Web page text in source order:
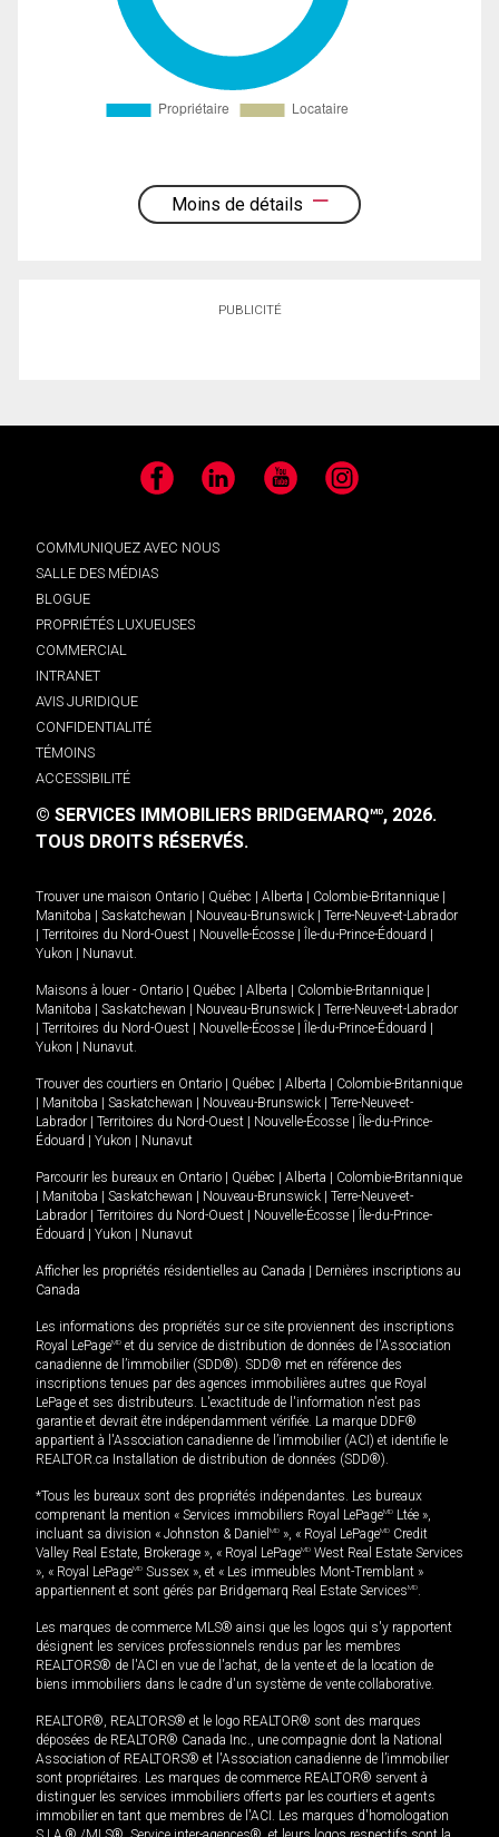
Moins de détails
PUBLICITÉ
Facebook LinkedIn YouTube Instagram
COMMUNIQUEZ AVEC NOUS
SALLE DES MÉDIAS
BLOGUE
PROPRIÉTÉS LUXUEUSES
COMMERCIAL
INTRANET
AVIS JURIDIQUE
CONFIDENTIALITÉ
TÉMOINS
ACCESSIBILITÉ
© SERVICES IMMOBILIERS BRIDGEMARQMD, 2026.
TOUS DROITS RÉSERVÉS.
Trouver une maison Ontario Québec Alberta Colombie-Britannique
Manitoba
Saskatchewan Nouveau-Brunswick
Terre-Neuve-et-Labrador
Territoires du Nord-Ouest Nouvelle-Écosse Île-du-Prince-Édouard
Yukon
Nunavut.
Maisons à louer - Ontario Québec Alberta Colombie-Britannique
Manitoba
Saskatchewan Nouveau-Brunswick
Terre-Neuve-et-Labrador
Territoires du Nord-Ouest Nouvelle-Écosse Île-du-Prince-Édouard
Yukon
Nunavut.
Trouver des courtiers en Ontario Québec Alberta
Colombie-Britannique
Manitoba Saskatchewan Nouveau-Brunswick
Terre-Neuve-et-
Labrador
Territoires du Nord-Ouest Nouvelle-Écosse
Île-du-Prince-
Édouard
Yukon Nunavut
Parcourir les bureaux en Ontario Québec Alberta
Colombie-Britannique
Manitoba Saskatchewan Nouveau-Brunswick
Terre-Neuve-et-
Labrador
Territoires du Nord-Ouest Nouvelle-Écosse
Île-du-Prince-
Édouard
Yukon Nunavut
Afficher les propriétés résidentielles au Canada
Dernières inscriptions au
Canada
Les informations des propriétés sur ce site proviennent des inscriptions
Royal LePageMD et du service de distribution de données de l'Association
canadienne de l’immobilier (SDD®). SDD® met en référence des
inscriptions tenues par des agences immobilières autres que Royal
LePage et ses distributeurs. L'exactitude de l'information n'est pas
garantie et devrait être indépendamment vérifiée. La marque DDF®
appartient à l'Association canadienne de l’immobilier (ACI) et identifie le
REALTOR.ca Installation de distribution de données (SDD®).
*Tous les bureaux sont des propriétés indépendantes. Les bureaux
comprenant la mention « Services immobiliers Royal LePageMD Ltée »,
incluant sa division « Johnston & Daniel MD », « Royal LePageMD Credit
Valley Real Estate, Brokerage », « Royal LePageMD West Real Estate Services
», « Royal LePageMD Sussex », et « Les immeubles Mont-Tremblant »
appartiennent et sont gérés par Bridgemarq Real Estate ServicesMD.
Les marques de commerce MLS® ainsi que les logos qui s'y rapportent
désignent les services professionnels rendus par les membres
REALTORS® de l'ACI en vue de l'achat, de la vente et de la location de
biens immobiliers dans le cadre d'un système de vente collaborative.
REALTOR®, REALTORS® et le logo REALTOR® sont des marques
déposées de REALTOR® Canada Inc., une compagnie dont la National
Association of REALTORS® et l'Association canadienne de l’immobilier
sont propriétaires. Les marques de commerce REALTOR® servent à
distinguer les services immobiliers offerts par les courtiers et agents
immobilier en tant que membres de l'ACI. Les marques d'homologation